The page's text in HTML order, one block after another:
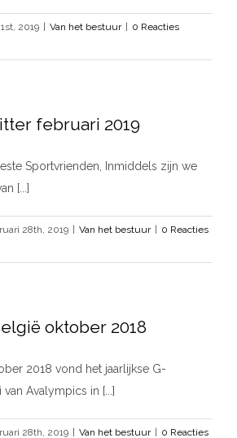
2019 | Van het bestuur | 0 Reacties
februari 2019
Sportvrienden, Inmiddels zijn we
[...]
28th, 2019 | Van het bestuur | 0 Reacties
oktober 2018
2018 vond het jaarlijkse G-
Avalympics in [...]
28th, 2019 | Van het bestuur | 0 Reacties